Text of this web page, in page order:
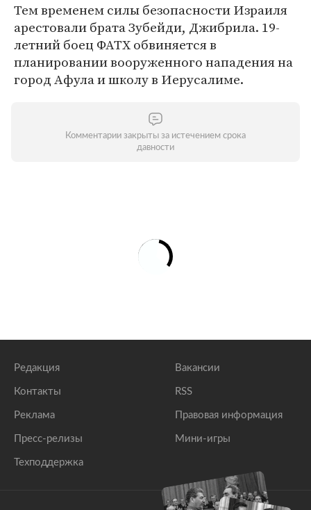
Тем временем силы безопасности Израиля
арестовали брата Зубейди, Джибрила. 19-
летний боец ФАТХ обвиняется в
планировании вооруженного нападения на
город Афула и школу в Иерусалиме.
Комментарии закрыты за истечением срока
давности
Редакция
Контакты
Реклама
Пресс-релизы
Техподдержка
Вакансии
RSS
Правовая информация
Мини-игры